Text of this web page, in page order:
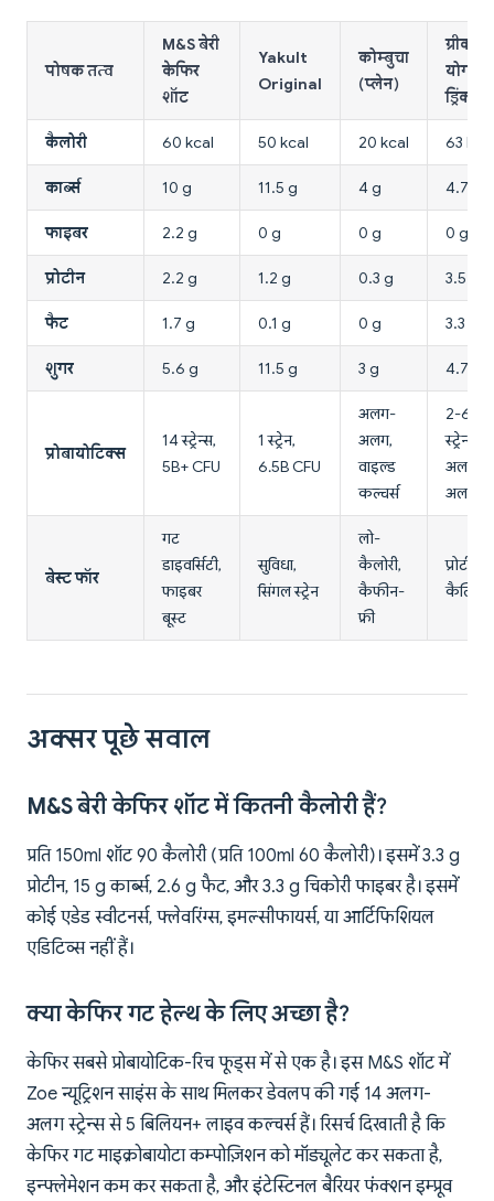
पोषक तत्व
M&S बेरी
केफिर
शॉट
Yakult
Original
कोम्बुचा
(प्लेन)
ग्रीक
योगर्ट
ड्रिंक
कैलोरी 60 kcal 50 kcal 20 kcal 63 kcal
कार्ब्स 10 g 11.5 g 4 g 4.7 g
फाइबर 2.2 g 0 g 0 g 0 g
प्रोटीन 2.2 g 1.2 g 0.3 g 3.5 g
फैट 1.7 g 0.1 g 0 g 3.3 g
शुगर 5.6 g 11.5 g 3 g 4.7 g
प्रोबायोटिक्स
14 स्ट्रेन्स,
5B+ CFU
1 स्ट्रेन,
6.5B CFU
अलग-
अलग,
वाइल्ड
कल्चर्स
2-6
स्ट्रेन्स,
अलग-
अलग
बेस्ट फॉर
गट
डाइवर्सिटी,
फाइबर
बूस्ट
सुविधा,
सिंगल स्ट्रेन
लो-
कैलोरी,
कैफीन-
फ्री
प्रोटीन,
अक्सर पूछे सवाल
M&S बेरी केफिर शॉट में कितनी कैलोरी हैं?
प्रति 150ml शॉट 90 कैलोरी (प्रति 100ml 60 कैलोरी)। इसमें 3.3 g
प्रोटीन, 15 g कार्ब्स, 2.6 g फैट, और 3.3 g चिकोरी फाइबर है। इसमें
कोई एडेड स्वीटनर्स, फ्लेवरिंग्स, इमल्सीफायर्स, या आर्टिफिशियल
एडिटिव्स नहीं हैं।
क्या केफिर गट हेल्थ के लिए अच्छा है?
केफिर सबसे प्रोबायोटिक-रिच फूड्स में से एक है। इस M&S शॉट में
Zoe न्यूट्रिशन साइंस के साथ मिलकर डेवलप की गई 14 अलग-
अलग स्ट्रेन्स से 5 बिलियन+ लाइव कल्चर्स हैं। रिसर्च दिखाती है कि
केफिर गट माइक्रोबायोटा कम्पोज़िशन को मॉड्यूलेट कर सकता है,
इन्फ्लेमेशन कम कर सकता है, और इंटेस्टिनल बैरियर फंक्शन इम्प्रूव